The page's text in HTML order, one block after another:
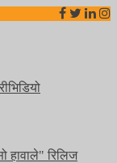
भिडियो